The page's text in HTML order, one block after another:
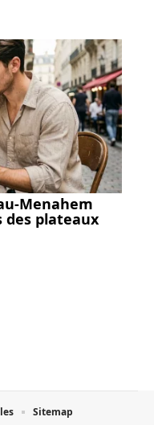
Menahem
des plateaux
Sitemap